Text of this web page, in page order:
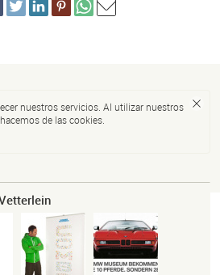
nuestros servicios. Al utilizar nuestros
de las cookies.